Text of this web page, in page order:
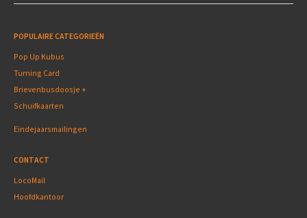
POPULAIRE CATEGORIEËN
Pop Up Kubus
Turning Card
Brievenbusdoosje +
Schuifkaarten
Eindejaarsmailingen
CONTACT
LocoMail
Hoofdkantoor